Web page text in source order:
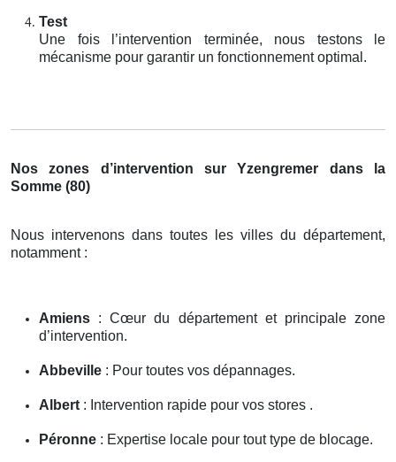
Test
Une fois l’intervention terminée, nous testons le
mécanisme pour garantir un fonctionnement optimal.
Nos zones d’intervention sur Yzengremer dans la
Somme (80)
Nous intervenons dans toutes les villes du département,
notamment :
Amiens : Cœur du département et principale zone
d’intervention.
Abbeville : Pour toutes vos dépannages.
Albert : Intervention rapide pour vos stores .
Péronne : Expertise locale pour tout type de blocage.